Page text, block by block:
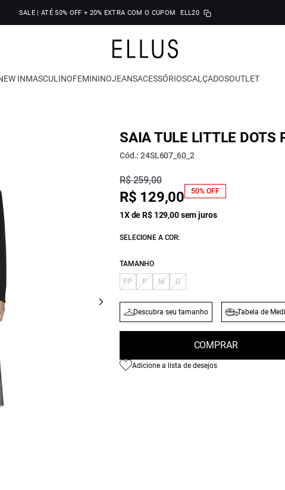
SALE | ATÉ 50% OFF + 20% EXTRA COM O CUPOM ELL20
INMASCULINOFEMININOJEANSACESSÓRIOSCALÇADOSOUTLET
SAIA TULE LITTLE DOTS
Cód.: 24SL607_60_2
R$ 259,00
R$ 129,00 50% OFF
1X de R$ 129,00 sem juros
SELECIONE A COR:
TAMANHO
PP P M G
Descubra seu tamanho Tabela de
COMPRAR
Adicione a lista de desejos